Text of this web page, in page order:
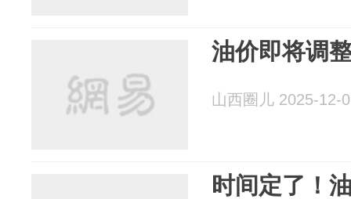
油价即将调
山西圈儿 2025-12-
时间定了！